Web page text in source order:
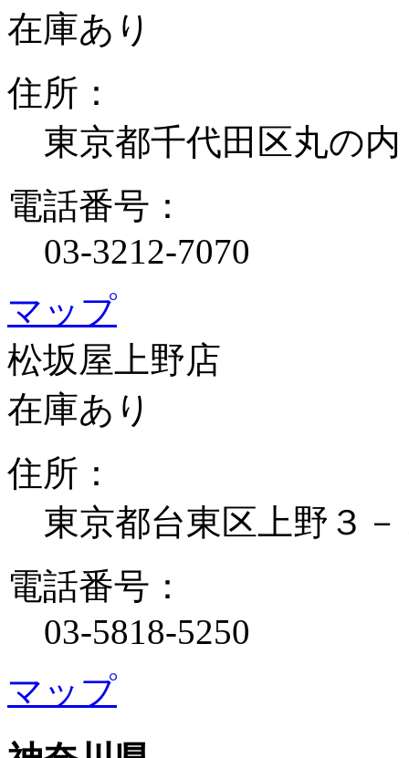
在庫あり
住所：
東京都千代田区丸の
電話番号：
03-3212-7070
マップ
松坂屋上野店
在庫あり
住所：
東京都台東区上野３
電話番号：
03-5818-5250
マップ